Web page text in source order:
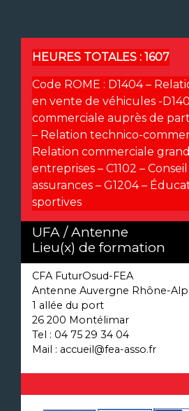
HEURES TOTALES : 1607
Code ROME : D1404 –
en vente de véhicules -
commerciale auprès de
– Relation technico-
Relation commerciale
entreprises – C1102 –
assurances – G1204 –
sportives
UFA / Antenne
Lieu(x) de formation
CFA FuturOsud-FEA
Antenne Auvergne Rhône-
1 allée du port
26 200 Montélimar
Tel : 04 75 29 34 04
Mail : accueil@fea-asso.fr